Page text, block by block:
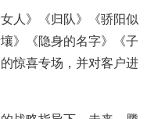
人》《归队》《骄阳似
》《隐身的名字》《子
惊喜专场，并对客户进